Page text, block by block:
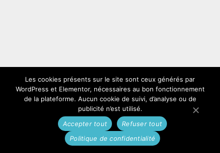
Les cookies présents sur le site sont ceux générés par
WordPress et Elementor, nécessaires au bon fonctionnement
de la plateforme. Aucun cookie de suivi, d’analyse ou de
publicité n’est utilisé.
Accepter tout
Refuser tout
Politique de confidentialité